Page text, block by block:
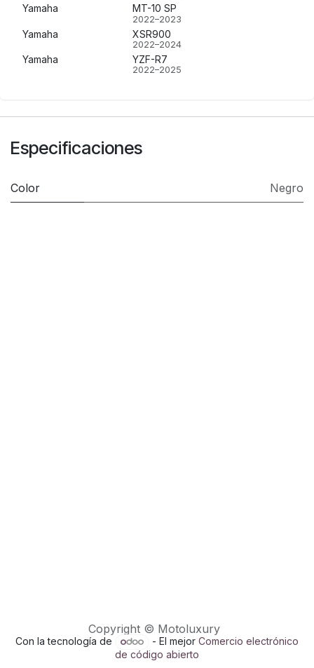
Yamaha MT-10 SP
2022–2023
Yamaha XSR900
2022–2024
Yamaha YZF-R7
2022–2025
Especificaciones
Color Negro
Copyright © Motoluxury
Con la tecnología de - El mejor Comercio electrónico
de código abierto